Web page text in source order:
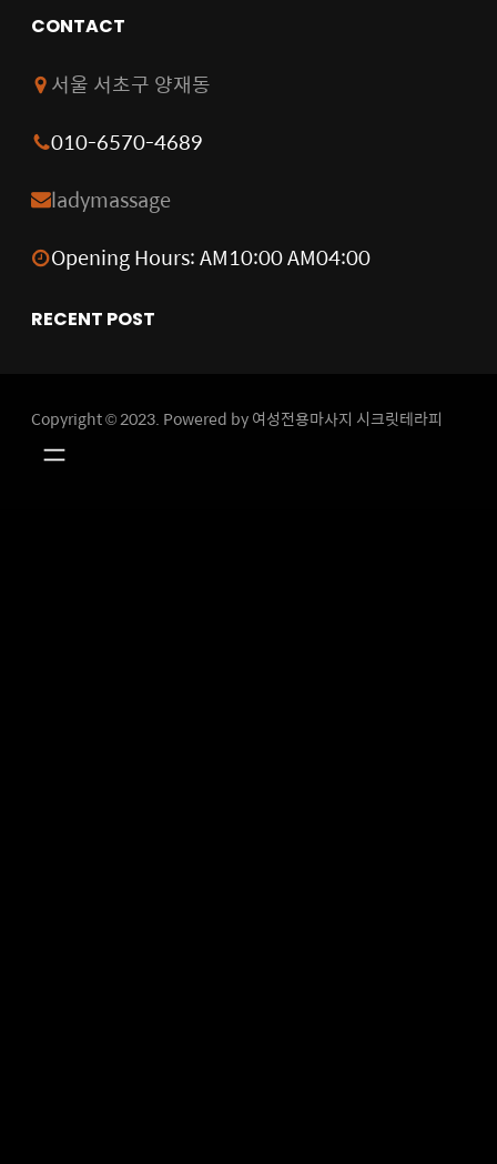
c
b
o
i
r
e
I
CONTACT
서울 서초구 양재동
010-6570-4689
ladymassage
Opening Hours: AM10:00 AM04:00
RECENT POST
Copyright © 2023. Powered by 여성전용마사지 시크릿테라피